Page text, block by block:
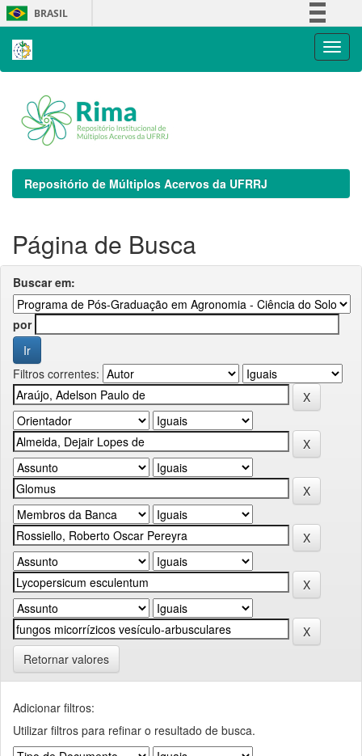
Skip
navigation
BRASIL
Repositório de Múltiplos Acervos da UFRRJ
Página de Busca
Buscar em:
por
Filtros correntes:
Retornar valores
Adicionar filtros:
Utilizar filtros para refinar o resultado de busca.